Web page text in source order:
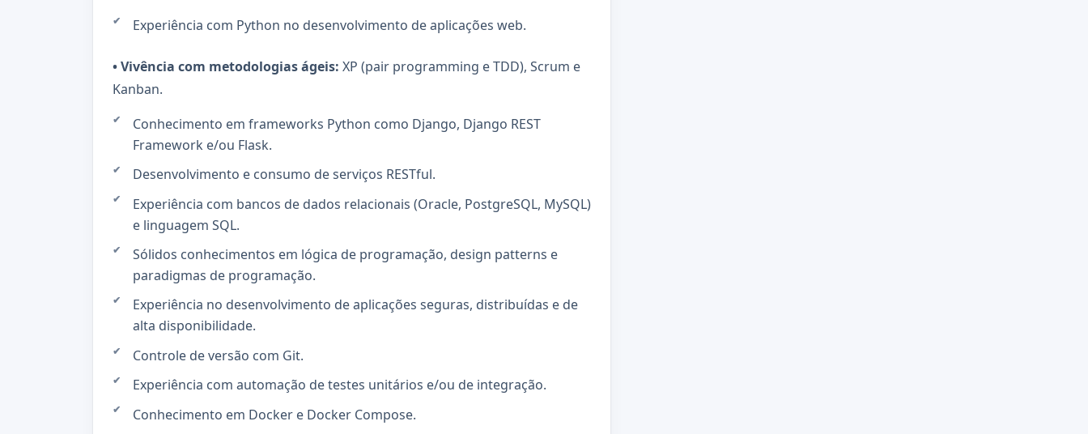
Experiência com Python no desenvolvimento de aplicações web.
• Vivência com metodologias ágeis: XP (pair programming e TDD), Scrum e
Kanban.
Conhecimento em frameworks Python como Django, Django REST
Framework e/ou Flask.
Desenvolvimento e consumo de serviços RESTful.
Experiência com bancos de dados relacionais (Oracle, PostgreSQL, MySQL)
e linguagem SQL.
Sólidos conhecimentos em lógica de programação, design patterns e
paradigmas de programação.
Experiência no desenvolvimento de aplicações seguras, distribuídas e de
alta disponibilidade.
Controle de versão com Git.
Experiência com automação de testes unitários e/ou de integração.
Conhecimento em Docker e Docker Compose.